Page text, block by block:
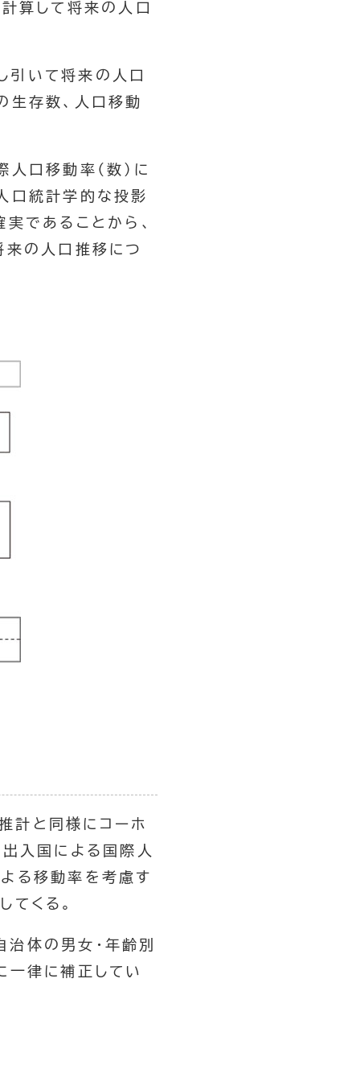
算して将来の人口
引いて将来の人口
生存数、人口移動
口移動率（数）に
口統計学的な投影
であることから、
来の人口推移につ
計と同様にコーホ
入国による国際人
る移動率を考慮す
くる。
体の男女・年齢別
一律に補正してい